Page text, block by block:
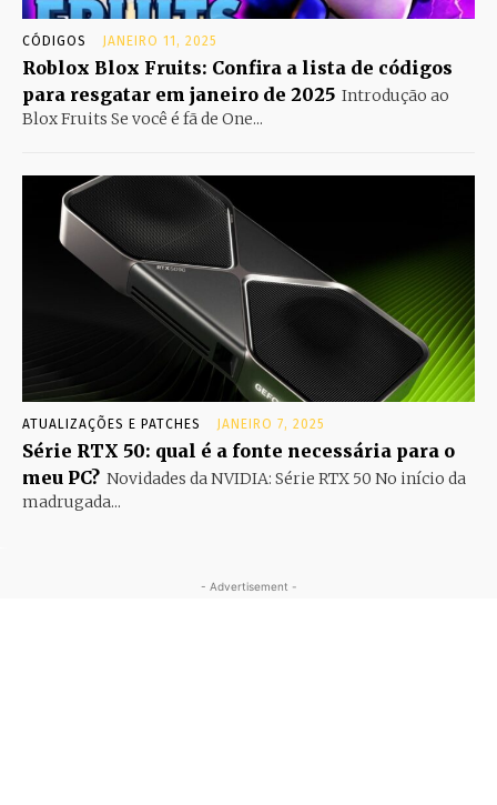
CÓDIGOS JANEIRO 11, 2025
Roblox Blox Fruits: Confira a lista de códigos
para resgatar em janeiro de 2025 Introdução ao
Blox Fruits Se você é fã de One...
ATUALIZAÇÕES E PATCHES JANEIRO 7, 2025
Série RTX 50: qual é a fonte necessária para o
meu PC? Novidades da NVIDIA: Série RTX 50 No início da
madrugada...
- Advertisement -